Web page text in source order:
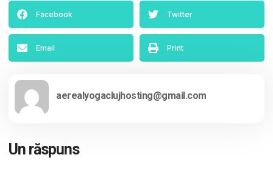
Facebook Twitter
Email Print
aerealyogaclujhosting@gmail.com
Un răspuns